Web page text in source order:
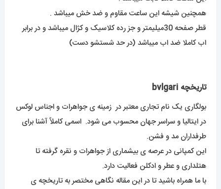
همچنین شیشه این ساعت مقاوم و ضد خش میباشد .
قطر صفحه 30میلیمتر و جز رده کلاسیک و کژال میباشد و در برابر
اب کاملا ضد اب میباشد (در حد شستشو دست)
تاریخچه bvlgari
بولگاری یک نام تجاری معتبر در زمینه ی جواهرات و اجناس لوکس
در ایتالیا و سراسر جهان محسوب می شود. اسمی کاملاً آشنا برای
طرفداران مد و فشن.
این کمپانی در عرصه ی بیشماری از جواهرات و نقره گرفته تا
هتلداری و عطر و ادکلن فعالیت دارد.
با ما همراه باشید تا در این مقاله نگاهی مختصر به تاریخچه ی